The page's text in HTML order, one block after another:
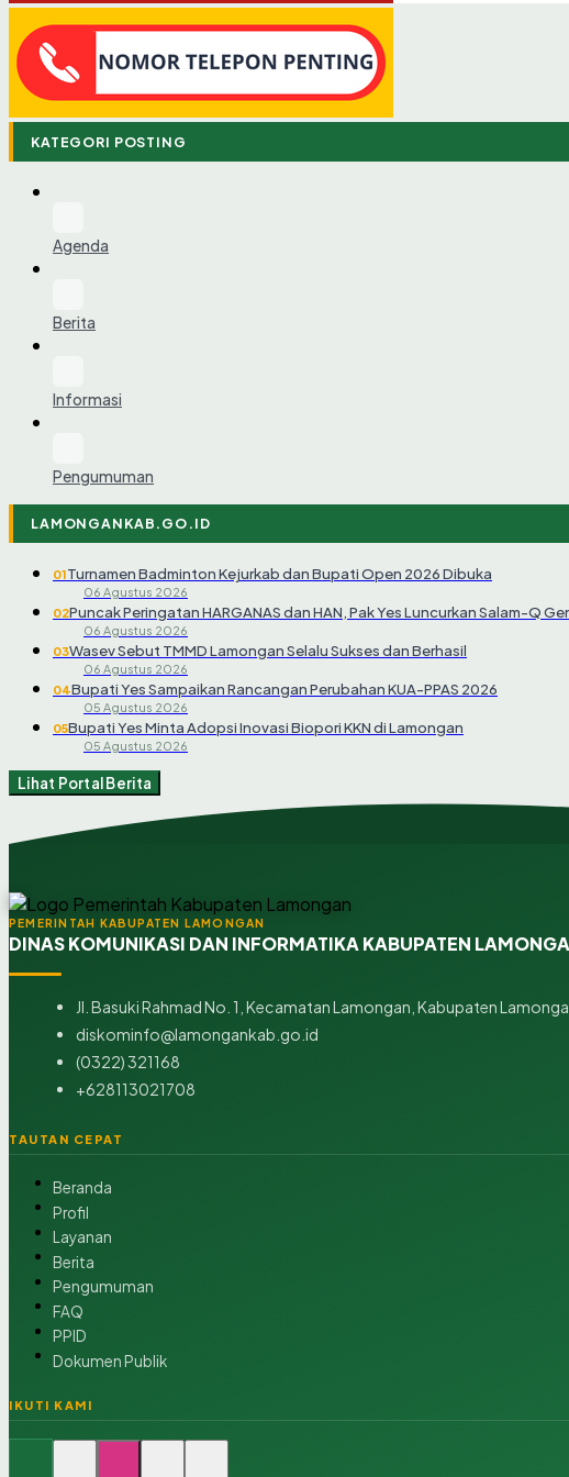
KATEGORI POSTING
Agenda
Berita
Informasi
Pengumuman
LAMONGANKAB.GO.ID
01Turnamen Badminton Kejurkab dan Bupati Open 2026 Dibuka
06 Agustus 2026
02Puncak Peringatan HARGANAS dan HAN, Pak Yes Luncurkan Salam-Q
06 Agustus 2026
03Wasev Sebut TMMD Lamongan Selalu Sukses dan Berhasil
06 Agustus 2026
04Bupati Yes Sampaikan Rancangan Perubahan KUA-PPAS 2026
05 Agustus 2026
05Bupati Yes Minta Adopsi Inovasi Biopori KKN di Lamongan
05 Agustus 2026
Lihat Portal Berita
PEMERINTAH KABUPATEN LAMONGAN
DINAS KOMUNIKASI DAN INFORMATIKA KABUPATEN
Jl. Basuki Rahmad No. 1, Kecamatan Lamongan, Kabupaten
diskominfo@lamongankab.go.id
(0322) 321168
+628113021708
TAUTAN CEPAT
Beranda
Profil
Layanan
Berita
Pengumuman
FAQ
PPID
Dokumen Publik
IKUTI KAMI